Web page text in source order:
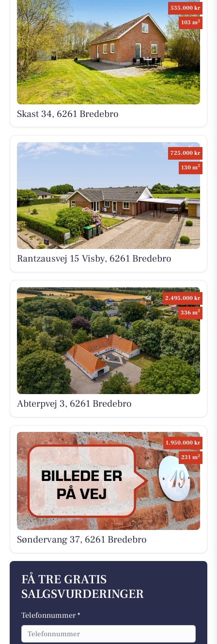
535.000 kr
103 m2
Skast 34, 6261 Bredebro
725.000 kr
130 m2
Rantzausvej 15 Visby, 6261 Bredebro
2.495.000 kr
336 m2
Abterpvej 3, 6261 Bredebro
1.950.000 kr
231 m2
Søndervang 37, 6261 Bredebro
FÅ TRE GRATIS
SALGSVURDERINGER
Telefonnummer *